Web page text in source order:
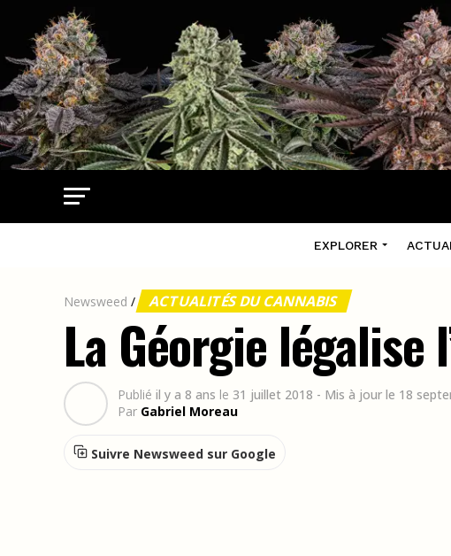
EXPLORER
Newsweed / ACTUALITÉS DU CANNABIS
La Géorgie légalise
Publié il y a 8 ans le 31 juillet 2018 - Mis à jour le 18
Par Gabriel Moreau
Suivre Newsweed sur Google